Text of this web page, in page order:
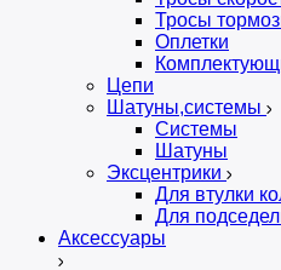
Тросы
Оплетки
Цепи
Шатуны,системы
Системы
Шатуны
Эксцентрики
Для втулки
Для
Аксессуары